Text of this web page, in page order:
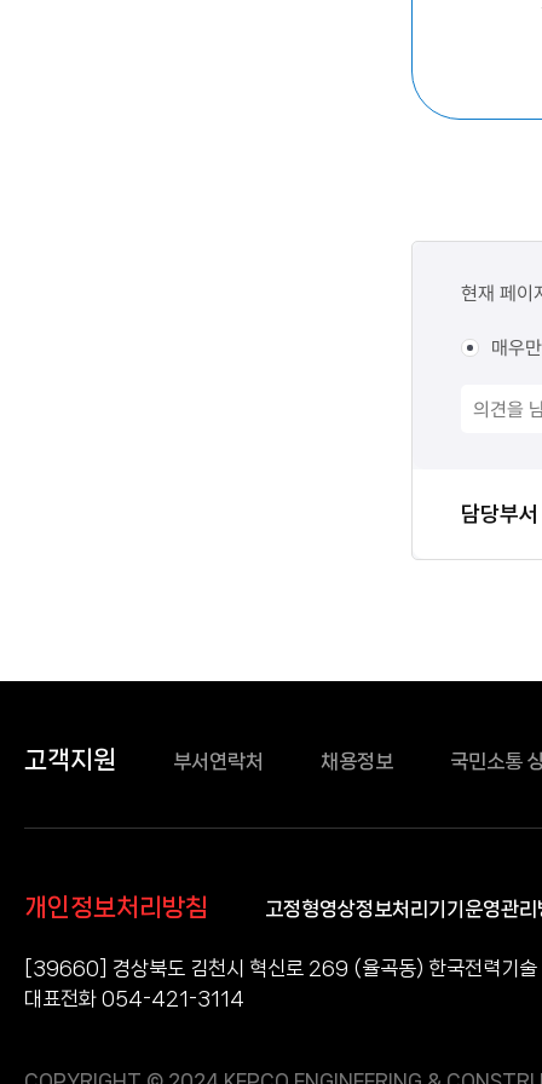
만족도현재 페이
매우
담당자
담당부서
고객지원 부서연락처 채용정보 국민소통
개인정보처리방침 고정형영상정보처리기기운영관리
[39660] 경상북도 김천시 혁신로 269 (율곡동) 한국전력기술
대표전화 054-421-3114